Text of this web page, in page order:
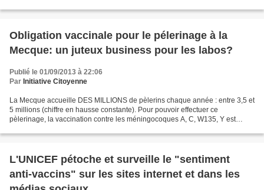
Obligation vaccinale pour le pélerinage à la
Mecque: un juteux business pour les labos?
Publié le 01/09/2013 à 22:06
Par Initiative Citoyenne
La Mecque accueille DES MILLIONS de pèlerins chaque année : entre 3,5 et
5 millions (chiffre en hausse constante). Pour pouvoir effectuer ce
pèlerinage, la vaccination contre les méningocoques A, C, W135, Y est
L'UNICEF pétoche et surveille le "sentiment
anti-vaccins" sur les sites internet et dans les